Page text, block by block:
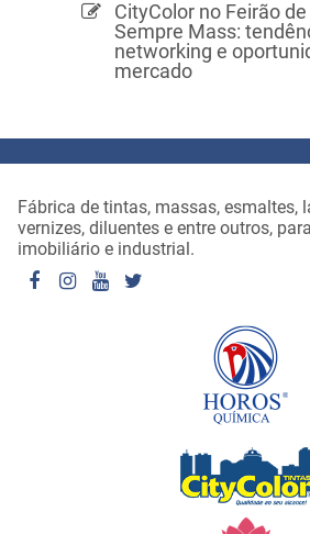
CityColor no Feirão
Sempre Mass:
networking e
mercado
Fábrica de tintas, massas, esmaltes,
vernizes, diluentes e entre outros,
imobiliário e industrial.